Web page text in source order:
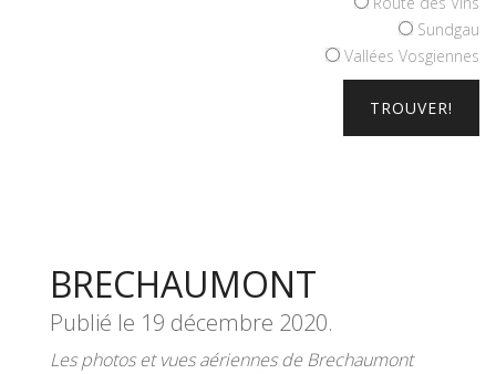
Sundgau
Vallées Vosgiennes
BRECHAUMONT
Publié le 19 décembre 2020.
Les photos et vues aériennes de Brechaumont